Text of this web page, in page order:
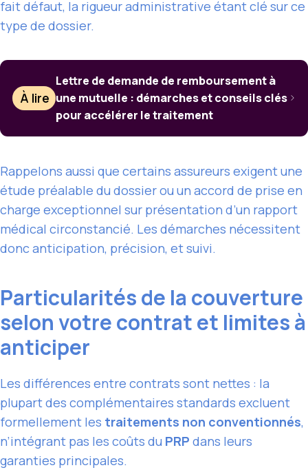
fait défaut, la rigueur administrative étant clé sur ce
type de dossier.
À lire
Lettre de demande de remboursement à
une mutuelle : démarches et conseils clés
pour accélérer le traitement
Rappelons aussi que certains assureurs exigent une
étude préalable du dossier ou un accord de prise en
charge exceptionnel sur présentation d’un rapport
médical circonstancié. Les démarches nécessitent
donc anticipation, précision, et suivi.
Particularités de la couverture
selon votre contrat et limites à
anticiper
Les différences entre contrats sont nettes : la
plupart des complémentaires standards excluent
formellement les traitements non conventionnés,
n’intégrant pas les coûts du PRP dans leurs
garanties principales.